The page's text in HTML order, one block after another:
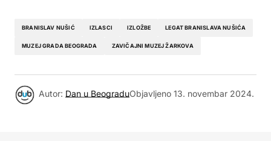
BRANISLAV NUŠIĆ IZLASCI IZLOŽBE LEGAT BRANISLAVA NUŠIĆA
MUZEJ GRADA BEOGRADA ZAVIČAJNI MUZEJ ŽARKOVA
Autor: Dan u BeograduObjavljeno 13. novembar 2024.